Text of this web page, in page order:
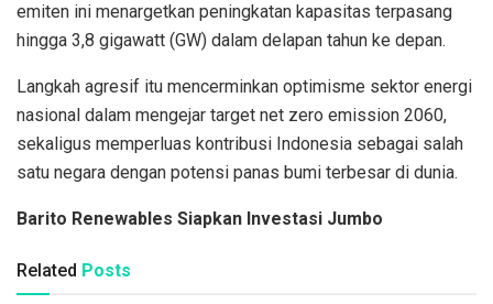
emiten ini menargetkan peningkatan kapasitas terpasang
hingga 3,8 gigawatt (GW) dalam delapan tahun ke depan.
Langkah agresif itu mencerminkan optimisme sektor energi
nasional dalam mengejar target net zero emission 2060,
sekaligus memperluas kontribusi Indonesia sebagai salah
satu negara dengan potensi panas bumi terbesar di dunia.
Barito Renewables Siapkan Investasi Jumbo
Related Posts